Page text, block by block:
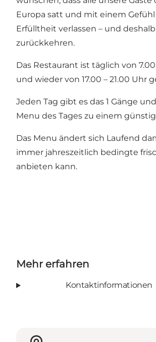
Europa satt und mit einem
Erfülltheit verlassen – und
zurückkehren.
Das Restaurant ist täglich von
und wieder von 17.00 – 21.00 Uhr
Jeden Tag gibt es das 1 Gänge
Menu des Tages zu einem
Das Menu ändert sich Laufend
immer jahreszeitlich bedingte
anbieten kann.
Mehr erfahren
Kontaktinformationen